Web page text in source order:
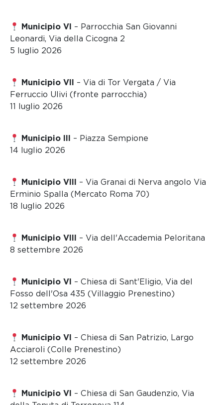
Municipio VI – Parrocchia San Giovanni
Leonardi, Via della Cicogna 2
5 luglio 2026
Municipio VII – Via di Tor Vergata / Via
Ferruccio Ulivi (fronte parrocchia)
11 luglio 2026
Municipio III – Piazza Sempione
14 luglio 2026
Municipio VIII – Via Granai di Nerva angolo Via
Erminio Spalla (Mercato Roma 70)
18 luglio 2026
Municipio VIII – Via dell'Accademia Peloritana
8 settembre 2026
Municipio VI – Chiesa di Sant'Eligio, Via del
Fosso dell'Osa 435 (Villaggio Prenestino)
12 settembre 2026
Municipio VI – Chiesa di San Patrizio, Largo
Acciaroli (Colle Prenestino)
12 settembre 2026
Municipio VI – Chiesa di San Gaudenzio, Via